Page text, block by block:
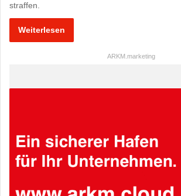
straffen.
Weiterlesen
ARKM.marketing